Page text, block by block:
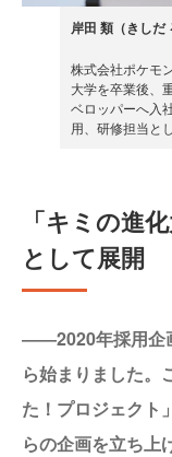
岸田 類（きしだ
株式会社ポケモ
大学を卒業後、
ベロッパーへ入
用、研修担当と
「キミの進
として展開
――2020年採用企
ら始まりました。
た！プロジェクト
らの企画を立ち上